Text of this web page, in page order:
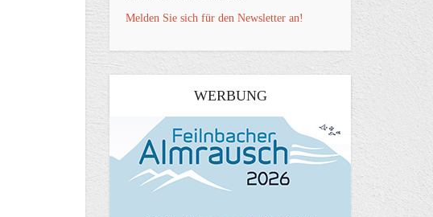
Melden Sie sich für den Newsletter an!
WERBUNG